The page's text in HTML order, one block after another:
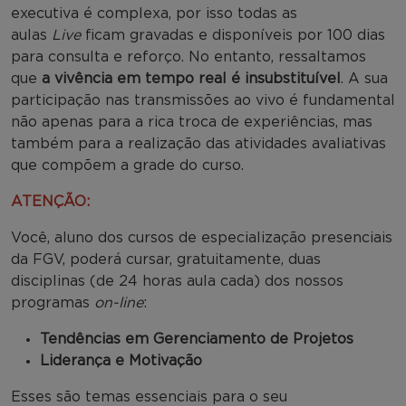
executiva é complexa, por isso todas as
aulas Liveficam gravadas e disponíveis por 100 dias
para consulta e reforço. No entanto, ressaltamos
que a vivência em tempo real é insubstituível . A sua
participação nas transmissões ao vivo é fundamental
não apenas para a rica troca de experiências, mas
também para a realização das atividades avaliativas
que compõem a grade do curso.
ATENÇÃO:
Você, aluno dos cursos de especialização presenciais
da FGV, poderá cursar, gratuitamente, duas
disciplinas (de 24 horas aula cada) dos nossos
programas on-line:
Tendências em Gerenciamento de Projetos
Liderança e Motivação
Esses são temas essenciais para o seu